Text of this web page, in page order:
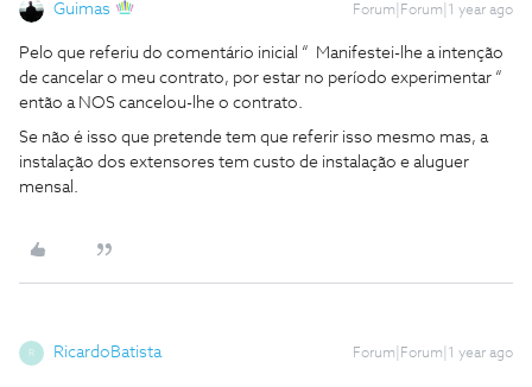
Guimas Forum|Forum|1 year ago
Pelo que referiu do comentário inicial “ Manifestei-lhe a intenção
de cancelar o meu contrato, por estar no período experimentar “
então a NOS cancelou-lhe o contrato.
Se não é isso que pretende tem que referir isso mesmo mas, a
instalação dos extensores tem custo de instalação e aluguer
mensal.
R RicardoBatista Forum|Forum|1 year ago